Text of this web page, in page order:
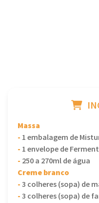
Massa
- 1 embalagem de
- 1 envelope de
- 250 a 270ml de água
Creme branco
-3 colheres (sopa) de
-3 colheres (sopa) de